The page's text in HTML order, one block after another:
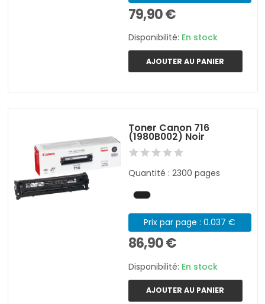
79,90 €
Disponibilité: En stock
AJOUTER AU PANIER
Toner Canon 716
(1980B002) Noir
Quantité : 2300 pages
Prix par page : 0.037 €
86,90 €
Disponibilité: En stock
AJOUTER AU PANIER